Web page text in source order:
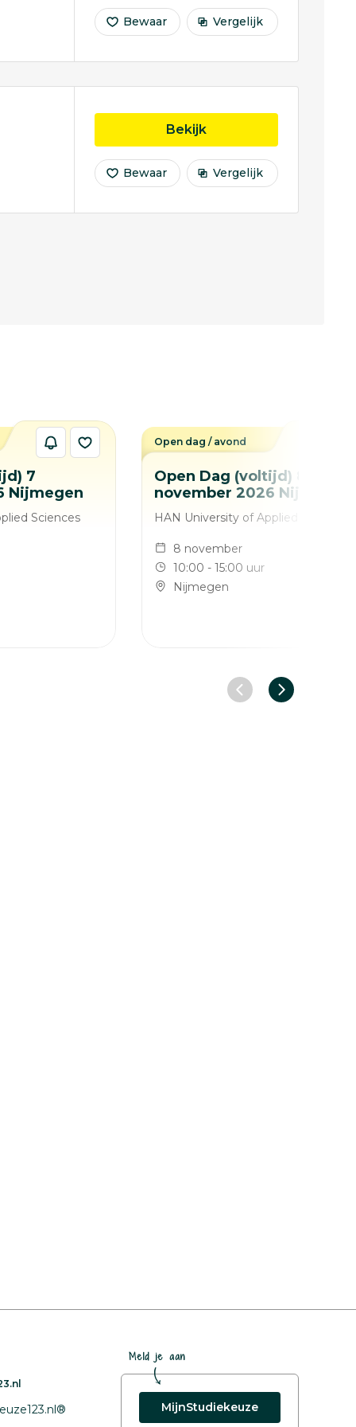
Bewaar Vergelijk
Bekijkopleiding Opleiding
Bewaar Vergelijk
7
Nijmegen
Sciences
Open Dag (voltijd) 8
november 2026 Nijmegen
HAN University of Applied Sciences
8 november
10:00 - 15:00 uur
Nijmegen
Open dag / avond
Vorige slideVolgende
Meld je aan
MijnStudiekeuze